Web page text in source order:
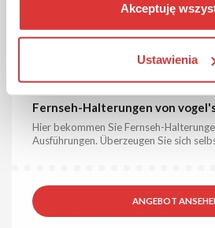
Akceptuję
Ustawienia
ANGEBOT Überprüft
Fernseh-Halterungen von
Hier bekommen Sie Fernseh-
Ausführungen. Überzeugen Sie sich
ANGEBOT